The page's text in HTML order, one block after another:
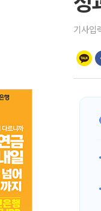
기사입